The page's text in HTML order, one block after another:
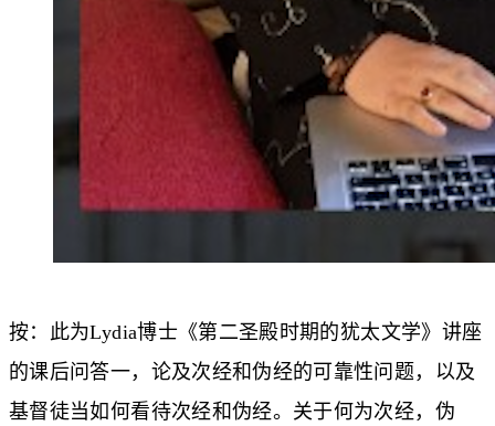
按：此为Lydia博士《第二圣殿时期的犹太文学》讲座
的课后问答一，论及次经和伪经的可靠性问题，以及
基督徒当如何看待次经和伪经。关于何为次经，伪